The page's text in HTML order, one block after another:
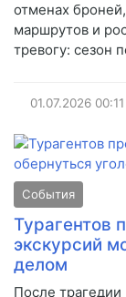
отменах
маршрутов и
тревогу: сезон
01.07.2026 00:11
События
Турагентов
экскурсий
делом
После